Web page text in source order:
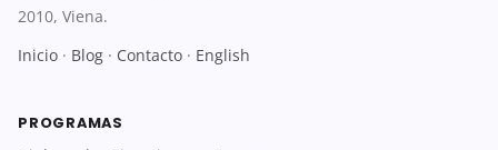
2010, Viena.
Inicio · Blog · Contacto · English
PROGRAMAS